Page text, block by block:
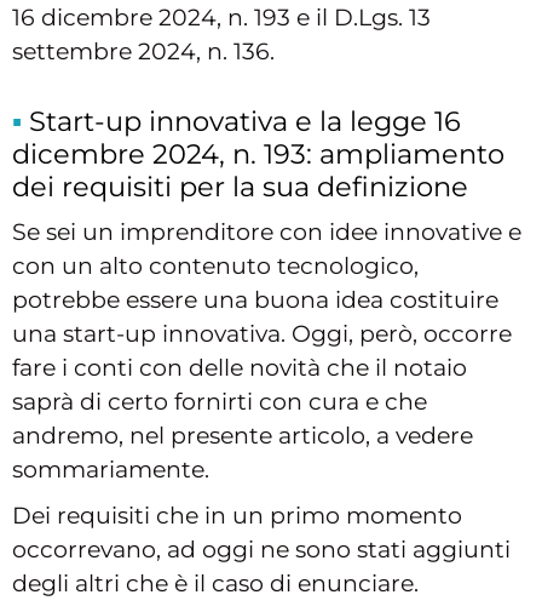
16 dicembre 2024, n. 193 e il D.Lgs. 13
settembre 2024, n. 136.
Start-up innovativa e la legge 16
dicembre 2024, n. 193: ampliamento
dei requisiti per la sua definizione
Se sei un imprenditore con idee innovative e
con un alto contenuto tecnologico,
potrebbe essere una buona idea costituire
una start-up innovativa. Oggi, però, occorre
fare i conti con delle novità che il notaio
saprà di certo fornirti con cura e che
andremo, nel presente articolo, a vedere
sommariamente.
Dei requisiti che in un primo momento
occorrevano, ad oggi ne sono stati aggiunti
degli altri che è il caso di enunciare.